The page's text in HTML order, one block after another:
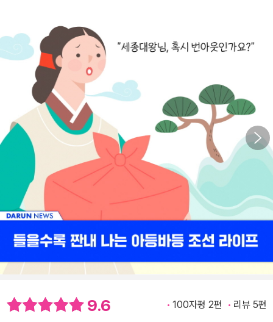
9.6 100자평 2편 리뷰 5편